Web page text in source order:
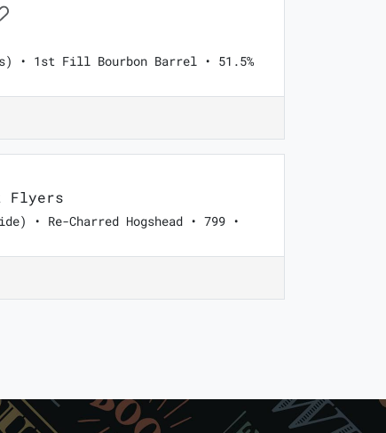
• 1st Fill Bourbon Barrel • 51.5%
Flyers
• Re-Charred Hogshead • 799 •